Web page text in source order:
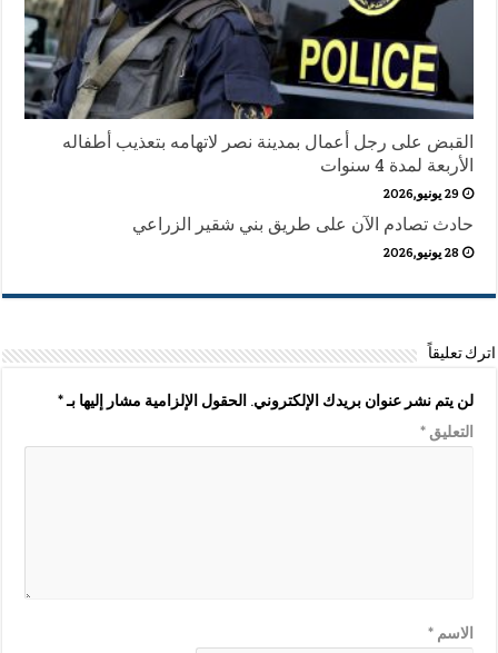
القبض على رجل أعمال بمدينة نصر لاتهامه بتعذيب أطفاله
الأربعة لمدة 4 سنوات
29 يونيو,2026
حادث تصادم الآن على طريق بني شقير الزراعي
28 يونيو,2026
اترك تعليقاً
لن يتم نشر عنوان بريدك الإلكتروني. الحقول الإلزامية مشار إليها بـ*
التعليق*
الاسم*